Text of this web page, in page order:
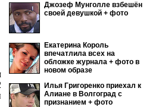
Джозеф Мунголле взбешён
своей девушкой + фото
Екатерина Король
впечатлила всех на
обложке журнала + фото в
новом образе
Илья Григоренко приехал к
Алиане в Волгоград с
признанием + фото